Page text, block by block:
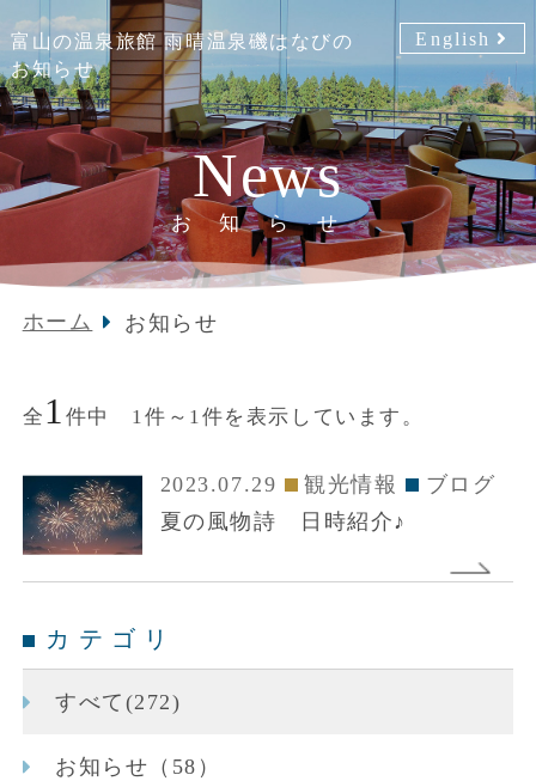
富山の温泉旅館 雨晴温泉磯はなびの
お知らせ
English
News
お知らせ
ホーム お知らせ
全 1 件中 1件～1件を表示しています。
2023.07.29 観光情報
ブログ
夏の風物詩 日時紹介♪
カテゴリ
すべて(272)
お知らせ（58）